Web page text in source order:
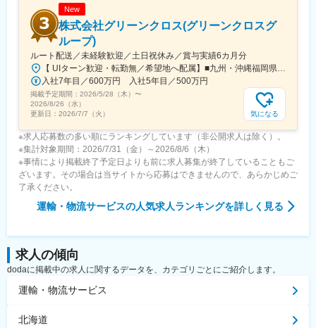
New
株式会社グリーンクロス(グリーンクロスグ
ループ)
ルート配送／未経験歓迎／土日祝休み／賞与実績6カ月分
【 UIターン歓迎・転勤無／希望地へ配属】■九州・沖縄福岡県福岡市、福岡県北九州市、福岡県糟屋郡志免町、福岡県久留米市、佐賀県佐賀市、佐賀県鳥栖市、長崎県西彼杵郡長与町、長崎県佐世保市、熊本県熊本市、熊本県球磨郡あさぎり町、大分県大分市、宮崎県宮崎市、鹿児島県鹿児島市、鹿児島県鹿屋市、沖縄県浦添市、沖縄県名護市■中国山口県山口市、山口県岩国市、山口県下関市、広島県広島市、広島県福山市、岡山県岡山市、鳥取県鳥取市、鳥取県境港市、島根県松江市■四国愛媛県松山市、香川県高松市、徳島県徳島市、高知県高知市■東海愛知県名古屋市、三重県四日市市、静岡県静岡市、静岡県浜松市、岐阜県羽島市■関西大阪府大阪市、大阪府堺市、兵庫県神戸市、兵庫県姫路市、奈良県奈良市、京都府京都市■関東埼玉県川口市、埼玉県久喜市、埼玉県さいたま市、神奈川県横浜市、神奈川県相模原市、千葉県千葉市■東北宮城県仙台市、宮城県登米市、宮城県石巻市、山形県山形市、福島県郡山市※受動喫煙対策あり
入社7年目／600万円 入社5年目／500万円
掲載予定期間： 2026/5/28（木） 〜
2026/8/26（水）
更新日： 2026/7/7（火） 気になる
※求人応募数の多い順にランキングしています（非公開求人は除く）。
※集計対象期間：2026/7/31（金）～2026/8/6（木）
※事情により掲載終了予定日よりも前に求人募集が終了していることもご
ざいます。その場合は当サイトから応募はできませんので、あらかじめご
了承ください。
運輸・物流サービスの人気求人ランキングを詳しく見る
求人の傾向
dodaに掲載中の求人に関するデータを、カテゴリごとにご紹介します。
運輸・物流サービス
北海道